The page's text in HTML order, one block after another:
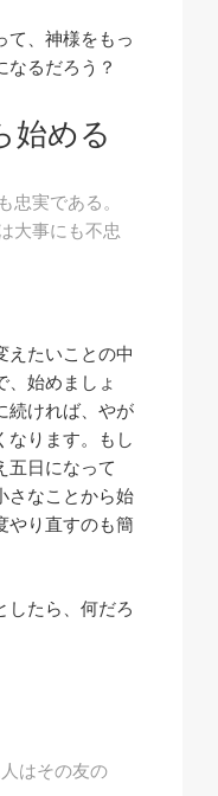
、神様をもっ
なるだろう？
始める
忠実である。
大事にも不忠
えたいことの中
、始めましょ
続ければ、やが
なります。もし
五日になって
さなことから始
やり直すのも簡
たら、何だろ
はその友の